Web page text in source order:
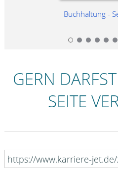
Buchhaltung -
GERN
SEITE